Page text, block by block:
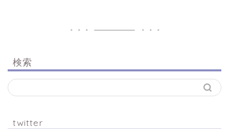
検索
twitter